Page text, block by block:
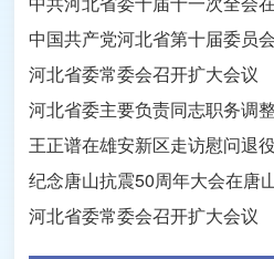
河北省委常委会召开扩大会议
河北省委主要负责同志职务调
王正谱在雄安新区走访慰问退
纪念唐山抗震50周年大会在唐
河北省委常委会召开扩大会议